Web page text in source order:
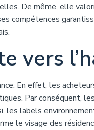
De même, elle
compétences
vers
En effet, les
Par conséquent,
les labels
le visage des